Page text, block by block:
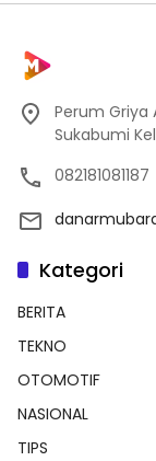
Perum Griya
Sukabumi
082181081187
Kategori
BERITA
TEKNO
OTOMOTIF
NASIONAL
TIPS